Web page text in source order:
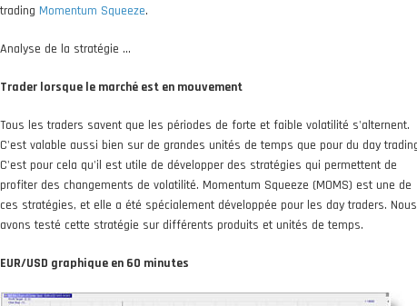
trading Momentum Squeeze.
Analyse de la stratégie ...
Trader lorsque le marché est en mouvement
Tous les traders savent que les périodes de forte et faible volatilité s'alternent.
C'est valable aussi bien sur de grandes unités de temps que pour du day
C'est pour cela qu'il est utile de développer des stratégies qui permettent de
profiter des changements de volatilité. Momentum Squeeze (MOMS) est une de
ces stratégies, et elle a été spécialement développée pour les day traders. Nous
avons testé cette stratégie sur différents produits et unités de temps.
EUR/USD graphique en 60 minutes